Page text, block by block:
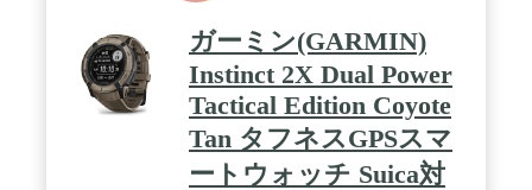
【付属品】ケース・保証書・取扱説明書 / 【保証期
ガーミン(GARMIN)
Instinct 2X Dual Power
Tactical Edition Coyote
Tan タフネスGPSスマ
ートウォッチ Suica対